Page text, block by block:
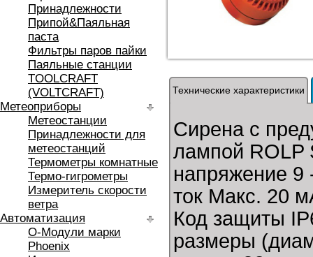
Принадлежности
Припой&Паяльная
паста
Фильтры паров пайки
Паяльные станции
TOOLCRAFT
(VOLTCRAFT)
Метеоприборы
Метеостанции
Принадлежности для
метеостанций
Термометры комнатные
Термо-гигрометры
Измеритель скорости
ветра
Автоматизация
O-Модули марки
Phoenix
Технические характеристики
Сирена с
лампой ROLP
напряжение 9
ток Макс. 20
Код защиты
размеры